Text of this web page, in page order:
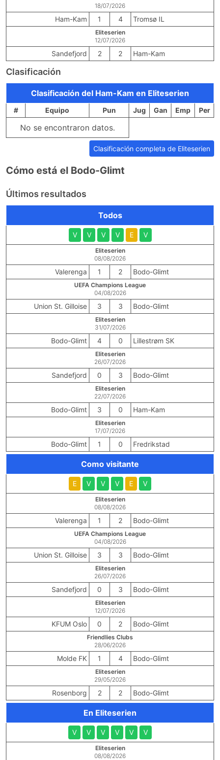
18/07/2026
Ham-Kam 1 4 Tromsø IL
Eliteserien
12/07/2026
Sandefjord 2 2 Ham-Kam
Clasificación
Clasificación del Ham-Kam en Eliteserien
# Equipo Pun Jug Gan Emp Per
No se encontraron datos.
Clasificación completa de Eliteserien
Cómo está el Bodo-Glimt
Últimos resultados
Todos
V V V V E V
Eliteserien
08/08/2026
Valerenga 1 2 Bodo-Glimt
UEFA Champions League
04/08/2026
Union St. Gilloise 3 3 Bodo-Glimt
Eliteserien
31/07/2026
Bodo-Glimt 4 0 Lillestrøm SK
Eliteserien
26/07/2026
Sandefjord 0 3 Bodo-Glimt
Eliteserien
22/07/2026
Bodo-Glimt 3 0 Ham-Kam
Eliteserien
17/07/2026
Bodo-Glimt 1 0 Fredrikstad
Como visitante
E V V V E V
Eliteserien
08/08/2026
Valerenga 1 2 Bodo-Glimt
UEFA Champions League
04/08/2026
Union St. Gilloise 3 3 Bodo-Glimt
Eliteserien
26/07/2026
Sandefjord 0 3 Bodo-Glimt
Eliteserien
12/07/2026
KFUM Oslo 0 2 Bodo-Glimt
Friendlies Clubs
28/06/2026
Molde FK 1 4 Bodo-Glimt
Eliteserien
29/05/2026
Rosenborg 2 2 Bodo-Glimt
En Eliteserien
V V V V V V
Eliteserien
08/08/2026